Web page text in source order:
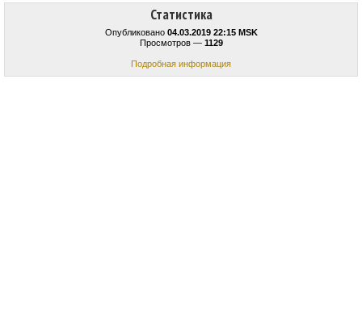
Статистика
Опубликовано 04.03.2019 22:15 MSK
Просмотров — 1129
Подробная информация